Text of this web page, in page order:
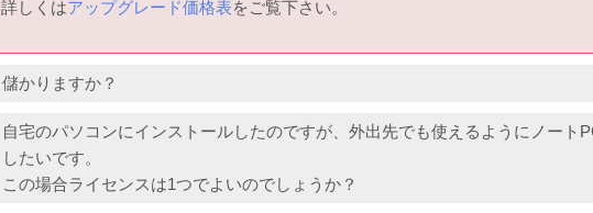
詳しくはアップグレード価格表をご覧下さい。
儲かりますか？
自宅のパソコンにインストールしたのですが、外出先でも使えるようにノート
したいです。
この場合ライセンスは1つでよいのでしょうか？